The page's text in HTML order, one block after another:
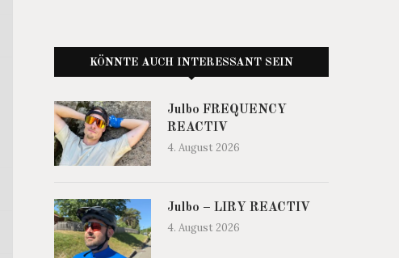
KÖNNTE AUCH INTERESSANT SEIN
Julbo FREQUENCY
REACTIV
4. August 2026
Julbo – LIRY REACTIV
4. August 2026